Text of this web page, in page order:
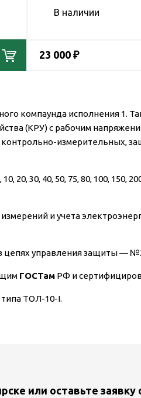
В наличии
23 000 ₽
компаунда исполнения 1.
(КРУ) с рабочим
измерительных,
30, 40, 50, 75, 80, 100, 150,
и учета
цепях управления защиты —
ГОСТам РФ и
ТОЛ-10-I.
или оставьте заявку